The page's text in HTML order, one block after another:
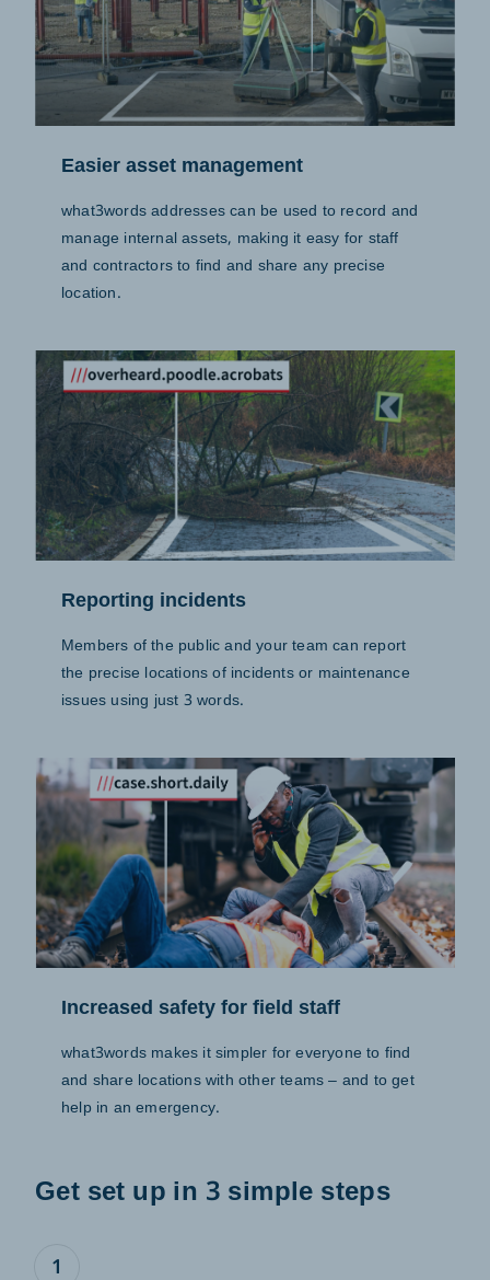
Easier asset management
what3words addresses can be used to record and
manage internal assets, making it easy for staff
and contractors to find and share any precise
location.
Reporting incidents
Members of the public and your team can report
the precise locations of incidents or maintenance
issues using just 3 words.
Increased safety for field staff
what3words makes it simpler for everyone to find
and share locations with other teams – and to get
help in an emergency.
Get set up in 3 simple steps
1